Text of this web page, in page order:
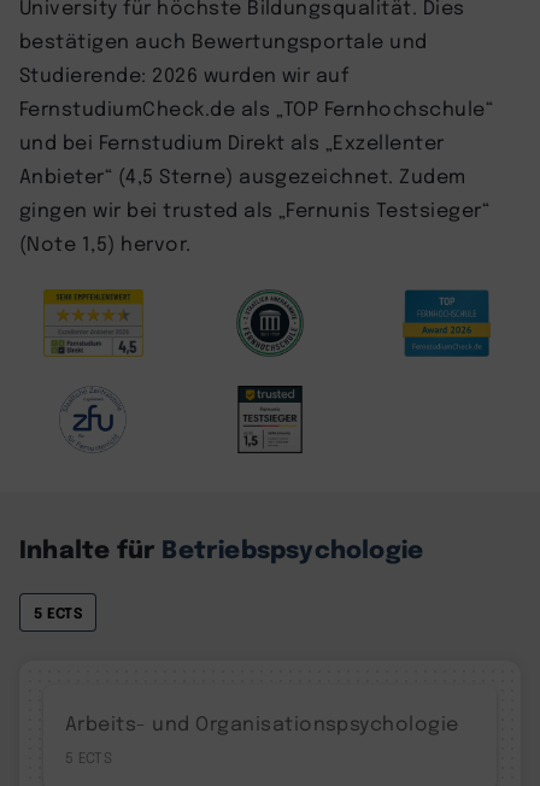
University für höchste Bildungsqualität. Dies
bestätigen auch Bewertungsportale und
Studierende: 2026 wurden wir auf
FernstudiumCheck.de als „TOP Fernhochschule“
und bei Fernstudium Direkt als „Exzellenter
Anbieter“ (4,5 Sterne) ausgezeichnet. Zudem
gingen wir bei trusted als „Fernunis Testsieger“
(Note 1,5) hervor.
Inhalte für Betriebspsychologie
5 ECTS
Arbeits- und Organisationspsychologie
5